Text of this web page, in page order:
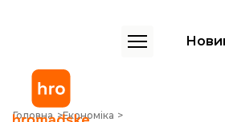
Головна Економіка
Претендент на посаду голови